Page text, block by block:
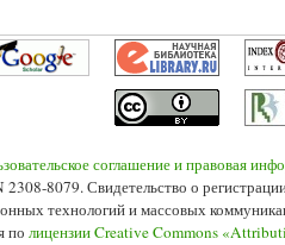
соглашение и правовая
2308-8079. Свидетельство о
технологий и массовых
по лицензии Creative Commons